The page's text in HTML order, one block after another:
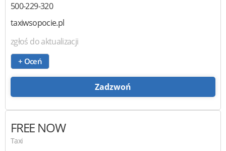
500-229-320
taxiwsopocie.pl
zgłoś do aktualizacji
+ Oceń
Zadzwoń
FREE NOW
Taxi